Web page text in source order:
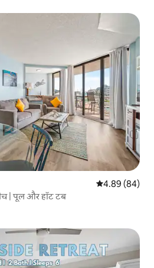
औसत रेटिंग 5 में
4.89 (84)
| पूल और हॉट टब